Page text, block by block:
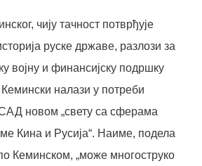
чију тачност потврђује
руске државе, разлози за
војну и финансијску подршку
налази у потреби
новом „свету са сферама
Кина и Русија“. Наиме, подела
Кеминском, „може многоструко